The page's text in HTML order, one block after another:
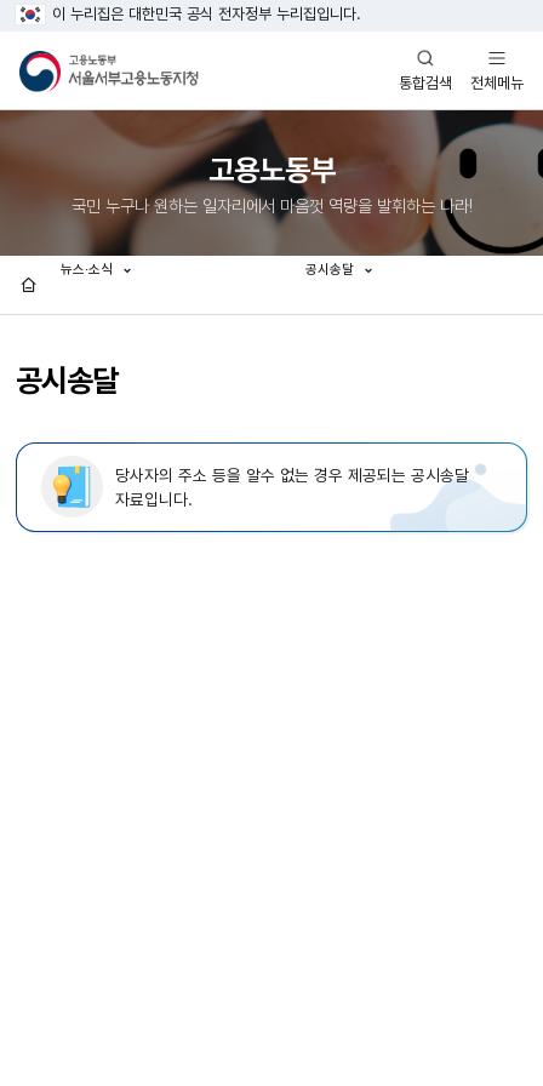
이 누리집은 대한민국 공식 전자정부 누리집입니다.
통합검색
열기
전체메뉴
열기
고용노동부
국민 누구나 원하는 일자리에서 마음껏 역량을 발휘하는 나라!
공시송달
뉴스·소식 공시송달
당사자의 주소 등을 알수 없는 경우 제공되는 공시송달
자료입니다.